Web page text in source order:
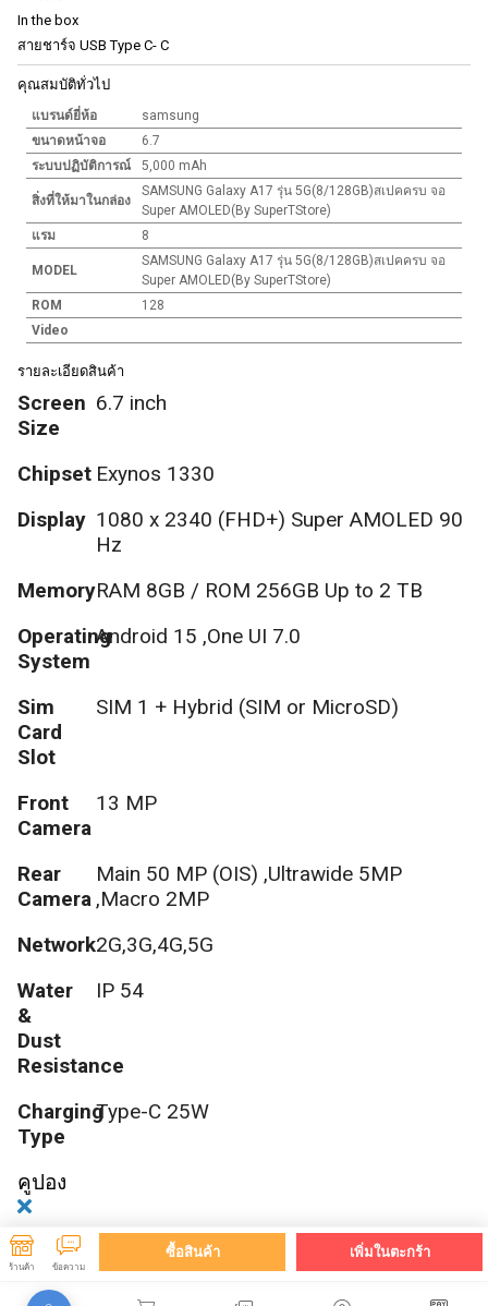
ร้านค้า ข้อความ
ซื้อสินค้า เพิ่มในตะกร้า
In the box
สายชาร์จ USB Type C- C
คุณสมบัติทั่วไป
แบรนด์ยี่ห้อ
samsung
ขนาดหน้าจอ
6.7
ระบบปฏิบัติการณ์
5,000 mAh
สิ่งที่ให้มาในกล่อง
SAMSUNG Galaxy A17 รุ่น 5G(8/128GB)สเปคครบ จอ
Super AMOLED(By SuperTStore)
แรม
8
MODEL
SAMSUNG Galaxy A17 รุ่น 5G(8/128GB)สเปคครบ จอ
Super AMOLED(By SuperTStore)
ROM
128
Video
รายละเอียดสินค้า
Screen
Size
6.7 inch
Chipset Exynos 1330
Display 1080 x 2340 (FHD+) Super AMOLED 90
Hz
MemoryRAM 8GB / ROM 256GB Up to 2 TB
Operating
System
Android 15 ,One UI 7.0
Sim
Card
Slot
SIM 1 + Hybrid (SIM or MicroSD)
Front
Camera
13 MP
Rear
Camera
Main 50 MP (OIS) ,Ultrawide 5MP
,Macro 2MP
Network2G,3G,4G,5G
Water
&
Dust
Resistance
IP 54
Charging
Type
Type-C 25W
คูปอง